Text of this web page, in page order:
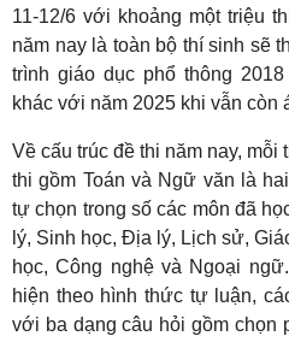
11-12/6 với khoảng một triệu
năm nay là toàn bộ thí sinh sẽ
trình giáo dục phổ thông
khác với năm 2025 khi vẫn còn
Về cấu trúc đề thi năm nay, mỗi
thi gồm Toán và Ngữ văn là
tự chọn trong số các môn đã
lý, Sinh học, Địa lý, Lịch sử,
học, Công nghệ và Ngoại
hiện theo hình thức tự luận,
với ba dạng câu hỏi gồm chọn